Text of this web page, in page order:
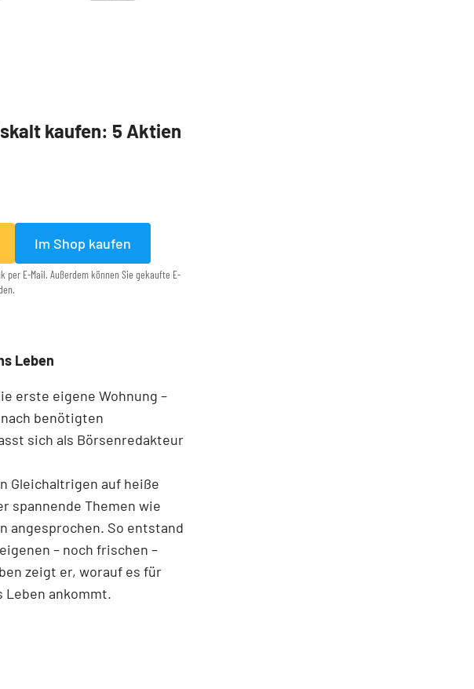
kaufen: 5 Aktien
Im Shop kaufen
per E-Mail. Außerdem können Sie gekaufte E-
Leben
erste eigene Wohnung –
benötigten
sich als Börsenredakteur
Gleichaltrigen auf heiße
spannende Themen wie
angesprochen. So entstand
– noch frischen –
zeigt er, worauf es für
ankommt.